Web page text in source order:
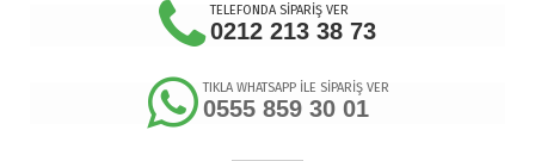
TELEFONDA SİPARİŞ VER
0212 213 38 73
TIKLA WHATSAPP İLE SİPARİŞ VER
0555 859 30 01